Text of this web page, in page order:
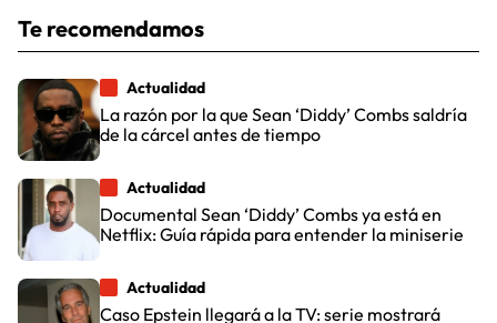
Te recomendamos
Actualidad
La razón por la que Sean ‘Diddy’ Combs saldría
de la cárcel antes de tiempo
Actualidad
Documental Sean ‘Diddy’ Combs ya está en
Netflix: Guía rápida para entender la miniserie
Actualidad
Caso Epstein llegará a la TV: serie mostrará